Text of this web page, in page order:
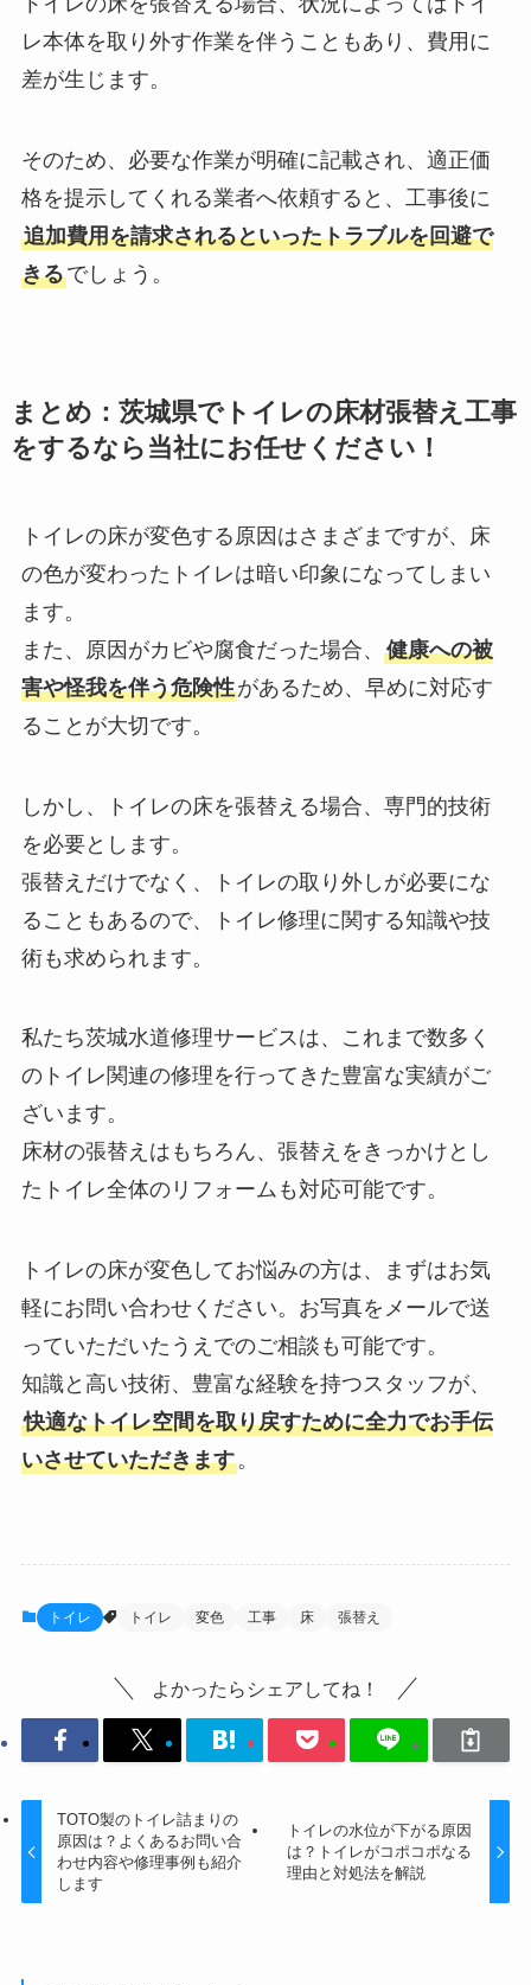
レ本体を取り外す作業を伴うこともあり、費用に
差が生じます。
そのため、必要な作業が明確に記載され、適正価
格を提示してくれる業者へ依頼すると、工事後に
追加費用を請求されるといったトラブルを回避で
きるでしょう。
まとめ：茨城県でトイレの床材張替え工事
をするなら当社にお任せください！
トイレの床が変色する原因はさまざまですが、床
の色が変わったトイレは暗い印象になってしまい
ます。
また、原因がカビや腐食だった場合、 健康への被
害や怪我を伴う危険性があるため、早めに対応す
ることが大切です。
しかし、トイレの床を張替える場合、専門的技術
を必要とします。
張替えだけでなく、トイレの取り外しが必要にな
ることもあるので、トイレ修理に関する知識や技
術も求められます。
私たち茨城水道修理サービスは、これまで数多く
のトイレ関連の修理を行ってきた豊富な実績がご
ざいます。
床材の張替えはもちろん、張替えをきっかけとし
たトイレ全体のリフォームも対応可能です。
トイレの床が変色してお悩みの方は、まずはお気
軽にお問い合わせください。お写真をメールで送
っていただいたうえでのご相談も可能です。
知識と高い技術、豊富な経験を持つスタッフが、
快適なトイレ空間を取り戻すために全力でお手伝
いさせていただきます。
トイレ トイレ 変色 工事 床 張替え
よかったらシェアしてね！
TOTO製のトイレ詰まりの
原因は？よくあるお問い合
わせ内容や修理事例も紹介
します
トイレの水位が下がる原因
は？トイレがコポコポなる
理由と対処法を解説